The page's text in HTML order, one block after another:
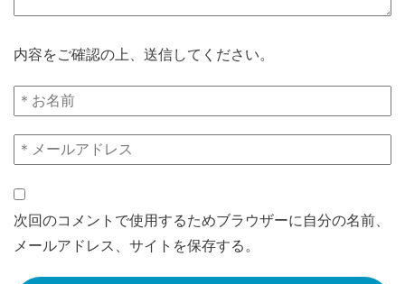
内容をご確認の上、送信してください。
次回のコメントで使用するためブラウザーに自分の名前、
メールアドレス、サイトを保存する。